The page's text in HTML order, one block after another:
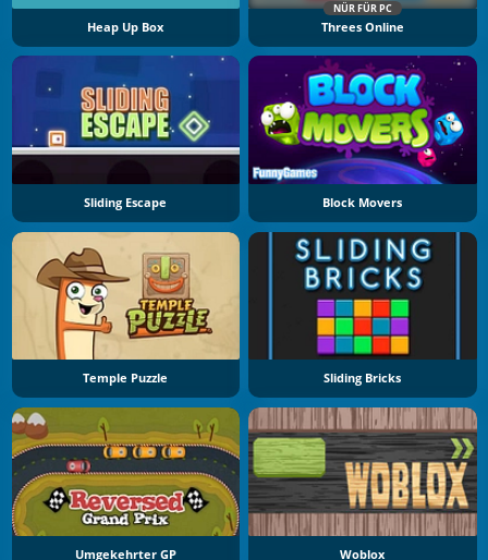
Heap Up Box
NÜR FÜR PC
Threes Online
Sliding Escape Block Movers
Temple Puzzle Sliding Bricks
Umgekehrter GP Woblox